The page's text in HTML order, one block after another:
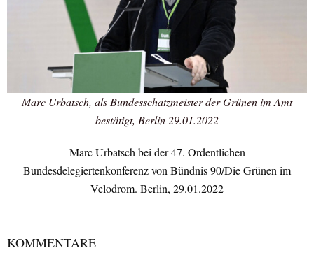
Marc Urbatsch, als Bundesschatzmeister der Grünen im Amt
bestätigt, Berlin 29.01.2022
Marc Urbatsch bei der 47. Ordentlichen
Bundesdelegiertenkonferenz von Bündnis 90/Die Grünen im
Velodrom. Berlin, 29.01.2022
KOMMENTARE